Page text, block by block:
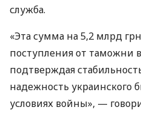
служба.
«Эта сумма на 5,2 млрд
поступления от таможни
подтверждая
надежность украинского
условиях войны», —